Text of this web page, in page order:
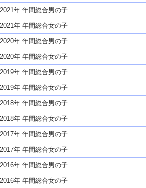
2021年 年間総合男の子
2021年 年間総合女の子
2020年 年間総合男の子
2020年 年間総合女の子
2019年 年間総合男の子
2019年 年間総合女の子
2018年 年間総合男の子
2018年 年間総合女の子
2017年 年間総合男の子
2017年 年間総合女の子
2016年 年間総合男の子
2016年 年間総合女の子